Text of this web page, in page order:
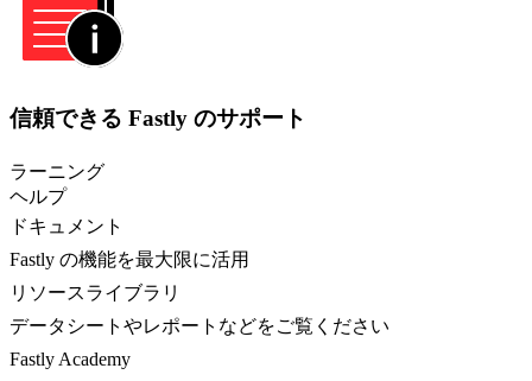
信頼できる Fastly のサポート
ラーニング
ヘルプ
ドキュメント
Fastly の機能を最大限に活用
リソースライブラリ
データシートやレポートなどをご覧ください
Fastly Academy